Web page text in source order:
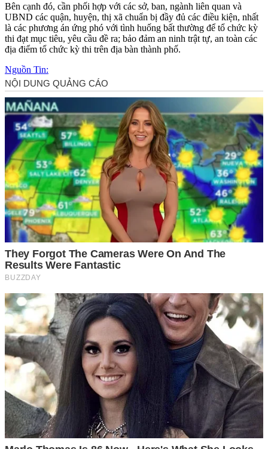
Bên cạnh đó, cần phối hợp với các sở, ban, ngành liên quan và
UBND các quận, huyện, thị xã chuẩn bị đầy đủ các điều kiện, nhất
là các phương án ứng phó với tình huống bất thường để tổ chức kỳ
thi đạt mục tiêu, yêu cầu đề ra; bảo đảm an ninh trật tự, an toàn các
địa điểm tổ chức kỳ thi trên địa bàn thành phố.
Nguồn Tin: